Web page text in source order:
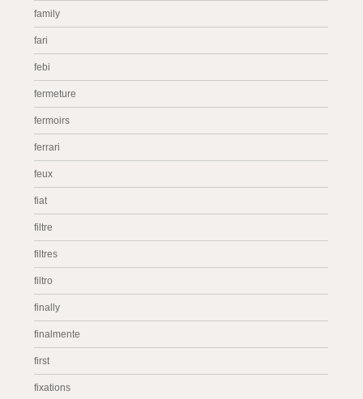
family
fari
febi
fermeture
fermoirs
ferrari
feux
fiat
filtre
filtres
filtro
finally
finalmente
first
fixations